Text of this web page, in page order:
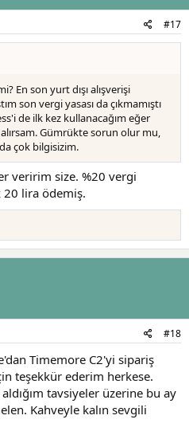
#17
En son yurt dışı alışverişi
son vergi yasası da çıkmamıştı
de ilk kez kullanacağım eğer
Gümrükte sorun olur mu,
çok bilgisizim.
veririm size. %20 vergi
20 lira ödemiş.
#18
Timemore C2'yi sipariş
teşekkür ederim herkese.
tavsiyeler üzerine bu ay
Kahveyle kalın sevgili